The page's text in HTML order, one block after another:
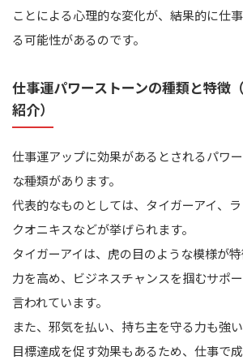
ことによる心理的な変化が、結果的に仕
る可能性があるのです。
仕事運パワーストーンの種類と特徴
紹介）
仕事運アップに効果があるとされるパワ
な種類があります。
代表的なものとしては、タイガーアイ、
クオニキスなどが挙げられます。
タイガーアイは、虎の目のような模様が
力を高め、ビジネスチャンスを掴むサポ
言われています。
また、邪気を払い、持ち主を守る力も強い
目標達成を促す効果もあるため、仕事で